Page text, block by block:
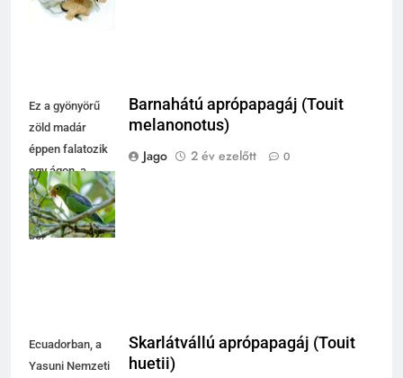
Ez a gyönyörű
zöld madár
éppen falatozik
egy ágon, a
természet
csodáit mutatva
be.
Barnahátú aprópapagáj (Touit
melanonotus)
Jago
2 év ezelőtt 0
Ecuadorban, a
Yasuni Nemzeti
Skarlátvállú aprópapagáj (Touit
huetii)